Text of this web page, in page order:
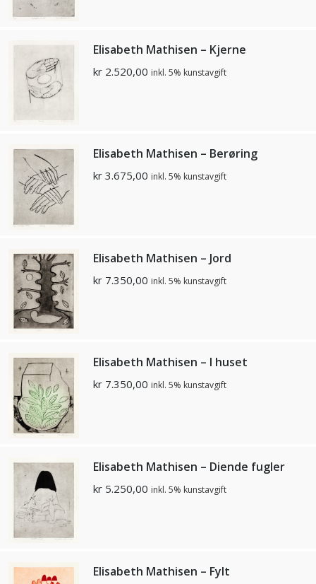
Elisabeth Mathisen – Kjerne
kr 2.520,00 inkl. 5% kunstavgift
Elisabeth Mathisen – Berøring
kr 3.675,00 inkl. 5% kunstavgift
Elisabeth Mathisen – Jord
kr 7.350,00 inkl. 5% kunstavgift
Elisabeth Mathisen – I huset
kr 7.350,00 inkl. 5% kunstavgift
Elisabeth Mathisen – Diende fugler
kr 5.250,00 inkl. 5% kunstavgift
Elisabeth Mathisen – Fylt